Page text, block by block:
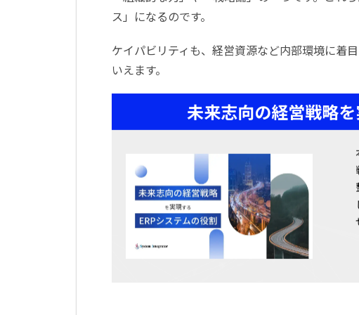
ス」になるのです。
ケイパビリティも、経営資源など内部環境に着
いえます。